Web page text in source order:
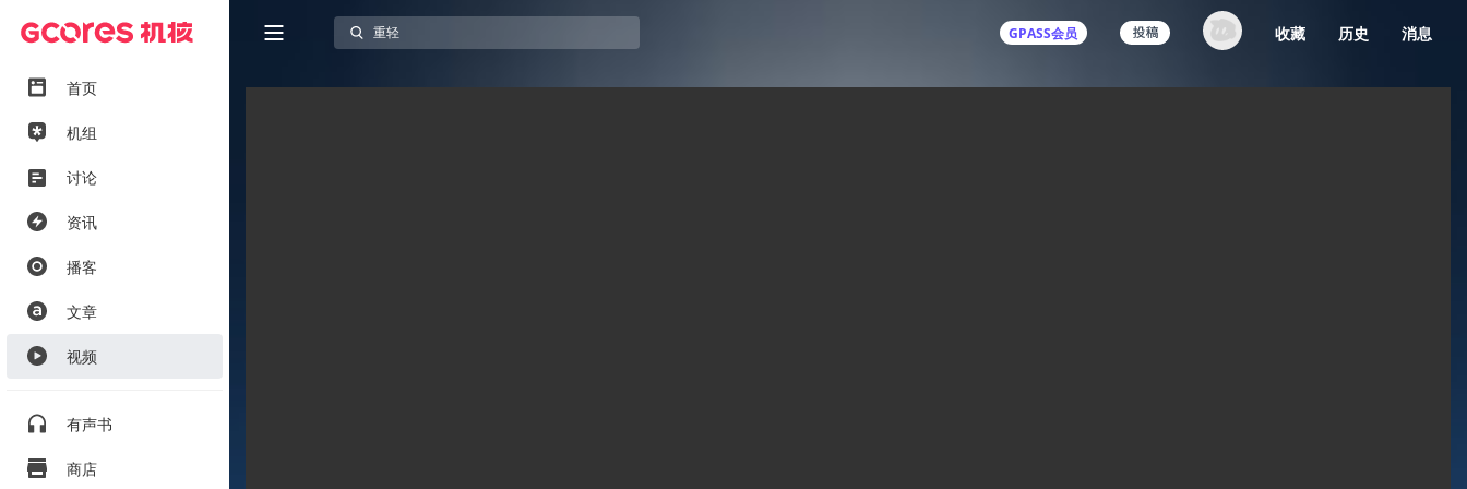
首页
机组
讨论
资讯
播客
文章
视频
有声书
商店
GPASS会员 收藏 历史 消息